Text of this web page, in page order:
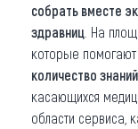
собрать вместе
здравниц . На
которые
количество знаний
касающихся
области сервиса,